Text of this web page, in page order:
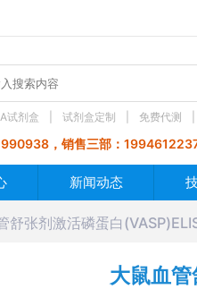
试剂盒 试剂盒定制 免费代测
，销售三部：
新闻动态
舒张剂激活磷蛋白
大鼠血